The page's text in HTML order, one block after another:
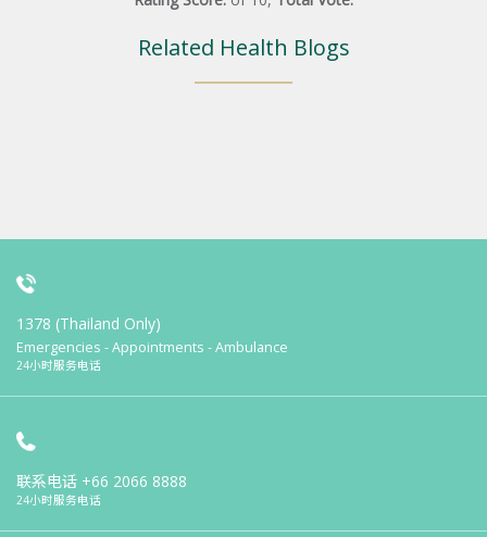
Related Health Blogs
1378 (Thailand Only)
Emergencies - Appointments - Ambulance
24小时服务电话
联系电话 +66 2066 8888
24小时服务电话